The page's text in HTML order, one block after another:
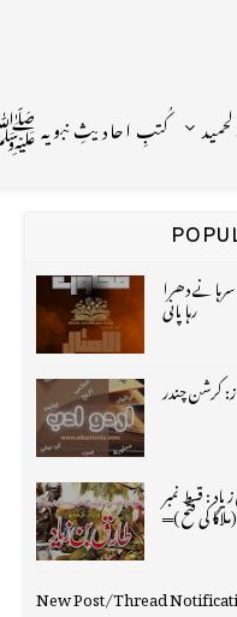
کُتبِ احادیثِ نبویہ
دھرا
رہا پانی
کرشن چندر
: قسط نمبر
New Post/Thread